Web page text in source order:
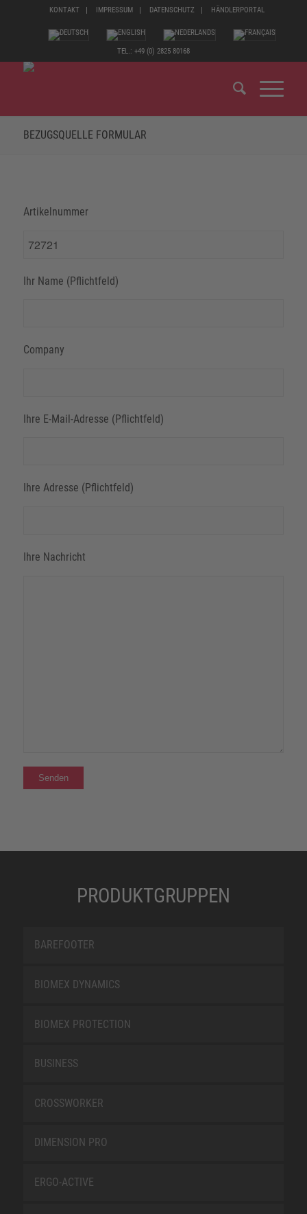
KONTAKT IMPRESSUM DATENSCHUTZ HÄNDLERPORTAL
TEL.: +49 (0) 2825 80168
BEZUGSQUELLE FORMULAR
Artikelnummer
Ihr Name (Pflichtfeld)
Company
Ihre E-Mail-Adresse (Pflichtfeld)
Ihre Adresse (Pflichtfeld)
Ihre Nachricht
PRODUKTGRUPPEN
BAREFOOTER
BIOMEX DYNAMICS
BIOMEX PROTECTION
BUSINESS
CROSSWORKER
DIMENSION PRO
ERGO-ACTIVE